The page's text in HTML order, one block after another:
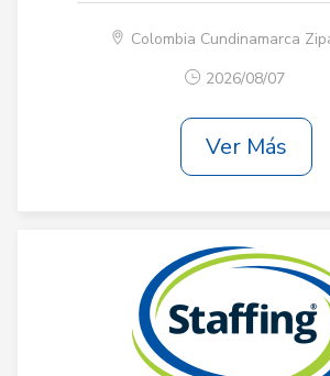
Colombia Cundinamarca
2026/08/07
Ver Más